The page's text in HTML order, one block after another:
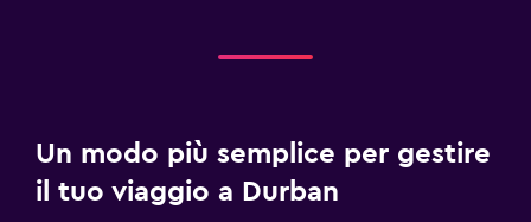
Un modo più semplice per gestire
il tuo viaggio a Durban